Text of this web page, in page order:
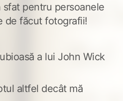
pentru persoanele
de făcut fotografii!
a lui John Wick
altfel decât mă